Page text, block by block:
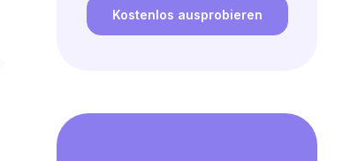
Kostenlos ausprobieren